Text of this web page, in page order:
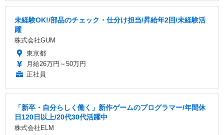
未経験OK!/部品のチェック・仕分け担当/昇給年2回/未経験活
躍
株式会社GUM
東京都
月給26万円～50万円
正社員
「新卒・自分らしく働く」新作ゲームのプログラマー/年間休
日120日以上/20代30代活躍中
株式会社ELM